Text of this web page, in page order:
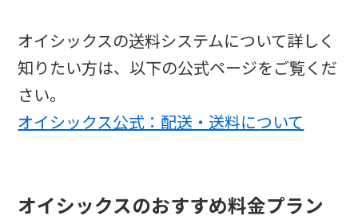
オイシックスの送料システムについて詳しく
知りたい方は、以下の公式ページをご覧くだ
さい。
オイシックス公式：配送・送料について
オイシックスのおすすめ料金プラン